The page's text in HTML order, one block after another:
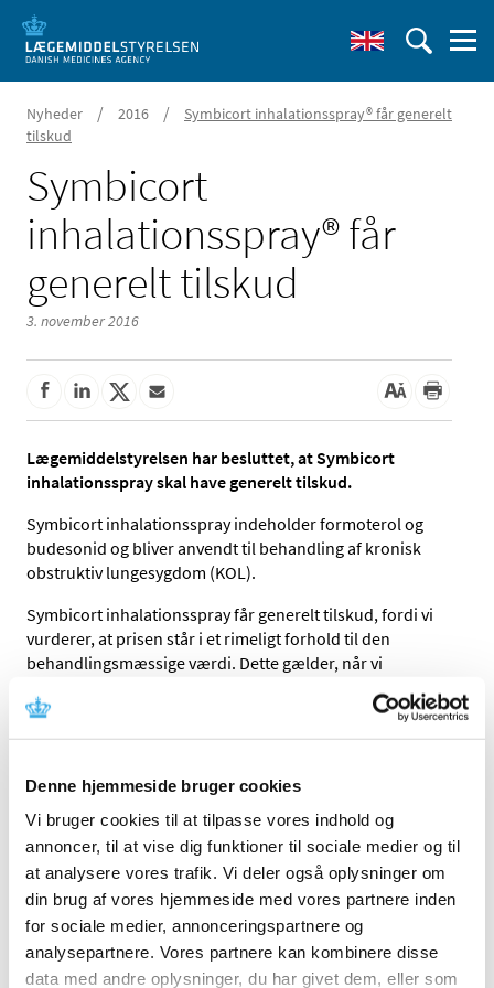
Denne hjemmeside bruger cookies
Vi bruger cookies til at tilpasse vores indhold og
annoncer, til at vise dig funktioner til sociale medier og til
at analysere vores trafik. Vi deler også oplysninger om
din brug af vores hjemmeside med vores partnere inden
for sociale medier, annonceringspartnere og
analysepartnere. Vores partnere kan kombinere disse
data med andre oplysninger, du har givet dem, eller som
Nyheder / 2016 /
Symbicort inhalationsspray® får generelt
tilskud
Symbicort
inhalationsspray® får
generelt tilskud
3. november 2016
Lægemiddelstyrelsen har besluttet, at Symbicort
inhalationsspray skal have generelt tilskud.
Symbicort inhalationsspray indeholder formoterol og
budesonid og bliver anvendt til behandling af kronisk
obstruktiv lungesygdom (KOL).
Symbicort inhalationsspray får generelt tilskud, fordi vi
vurderer, at prisen står i et rimeligt forhold til den
behandlingsmæssige værdi. Dette gælder, når vi
sammenligner Symbicort inhalationsspray med andre
lægemidler til inhalation med indhold af langtidsvirkende
beta-2-agonist og inhalationssteroid, der aktuelt har
Link
Lægemiddelstyrelsens afgørelse om generelt tilskud til
Symbicort inhalationsspray
Medicintilskudsnævnets indstilling om generelt tilskud
til Symbicort inhalationsspray